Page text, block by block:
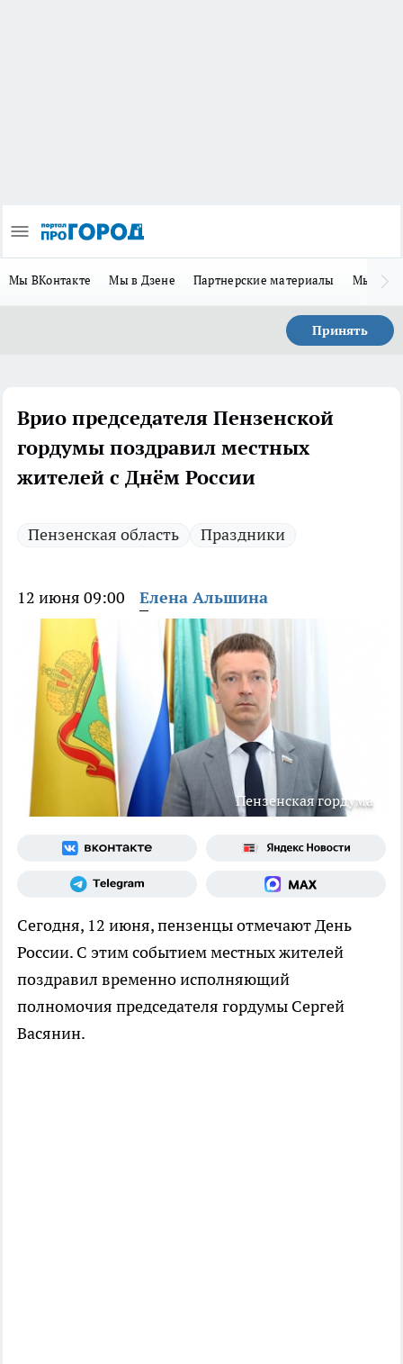
Мы ВКонтакте Мы в Дзене Партнерские материалы Мы в
Принять
Врио председателя Пензенской
гордумы поздравил местных
жителей с Днём России
Пензенская область Праздники
12 июня 09:00 Елена Альшина
Пензенская гордума
Сегодня, 12 июня, пензенцы отмечают День
России. С этим событием местных жителей
поздравил временно исполняющий
полномочия председателя гордумы Сергей
Васянин.